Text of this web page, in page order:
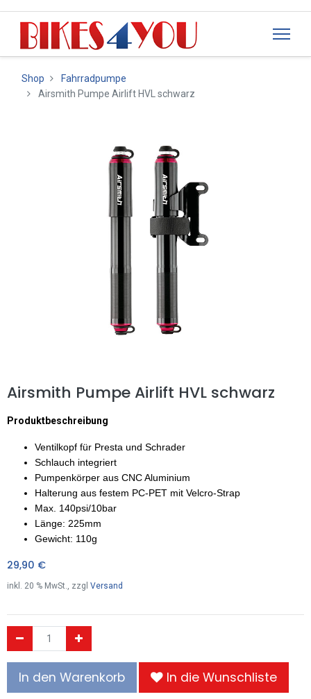
Shop
Fahrradpumpe
Airsmith Pumpe Airlift HVL schwarz
Airsmith Pumpe Airlift HVL schwarz
Produktbeschreibung
Ventilkopf für Presta und Schrader
Schlauch integriert
Pumpenkörper aus CNC Aluminium
Halterung aus festem PC-PET mit Velcro-Strap
Max. 140psi/10bar
Länge: 225mm
Gewicht: 110g
29,90 €
inkl. 20 % MwSt., zzgl Versand
In den Warenkorb In die Wunschliste